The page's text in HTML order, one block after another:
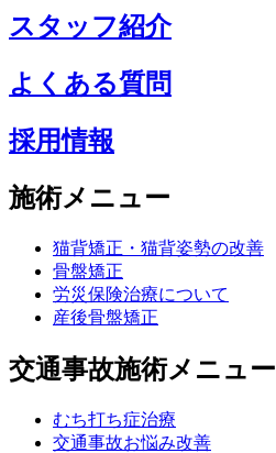
スタッフ紹介
よくある質問
採用情報
施術メニュー
猫背矯正・猫背姿勢の改善
骨盤矯正
労災保険治療について
産後骨盤矯正
交通事故施術メニュー
むち打ち症治療
交通事故お悩み改善